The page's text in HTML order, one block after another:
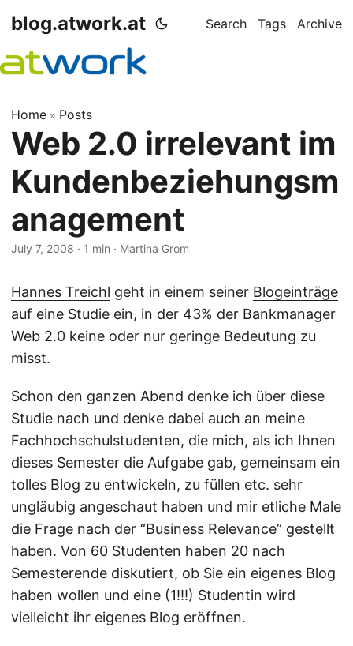
blog.atwork.at Search Tags Archive
Home » Posts
Web 2.0 irrelevant im
Kundenbeziehungsm
anagement
July 7, 2008 · 1 min · Martina Grom
Hannes Treichl geht in einem seiner Blogeinträge
auf eine Studie ein, in der 43% der Bankmanager
Web 2.0 keine oder nur geringe Bedeutung zu
misst.
Schon den ganzen Abend denke ich über diese
Studie nach und denke dabei auch an meine
Fachhochschulstudenten, die mich, als ich Ihnen
dieses Semester die Aufgabe gab, gemeinsam ein
tolles Blog zu entwickeln, zu füllen etc. sehr
ungläubig angeschaut haben und mir etliche Male
die Frage nach der “Business Relevance” gestellt
haben. Von 60 Studenten haben 20 nach
Semesterende diskutiert, ob Sie ein eigenes Blog
haben wollen und eine (1!!!) Studentin wird
vielleicht ihr eigenes Blog eröffnen.